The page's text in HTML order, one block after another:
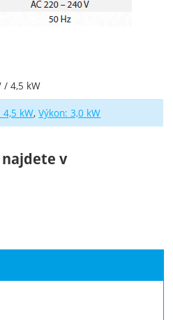
/ 4,5 kW
4,5 kW Výkon: 3,0 kW
v